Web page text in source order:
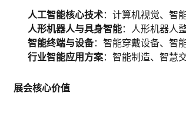
人工智能核心技术：计算机视觉、智
人形机器人与具身智能：人形机器人
智能终端与设备：智能穿戴设备、 智
行业智能应用方案： 智能制造、智慧
展会核心价值